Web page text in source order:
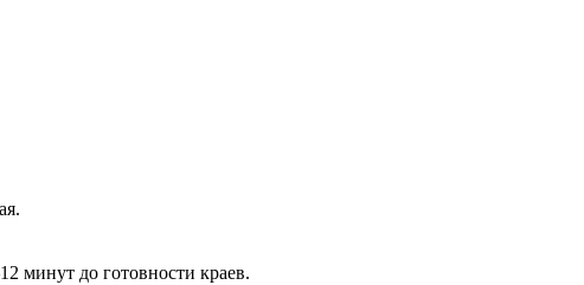
минут до готовности краев.